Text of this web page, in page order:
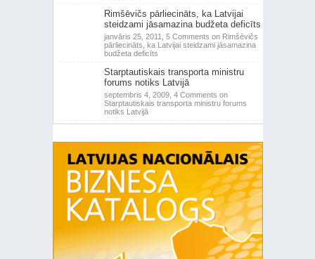
Rimšēvičs pārliecināts, ka Latvijai
steidzami jāsamazina budžeta deficīts
janvāris 25, 2011, 5 Comments on Rimšēvičs
pārliecināts, ka Latvijai steidzami jāsamazina
budžeta deficīts
Starptautiskais transporta ministru
forums notiks Latvijā
septembris 4, 2009, 4 Comments on
Starptautiskais transporta ministru forums
notiks Latvijā